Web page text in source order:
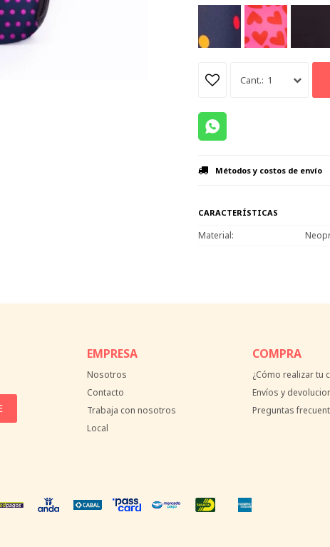
1
Métodos y costos de envío
CARACTERÍSTICAS
Material
EMPRESA
Nosotros
Contacto
Trabaja con nosotros
Local
COMPRA
¿Cómo realizar tu
Envíos y
Preguntas